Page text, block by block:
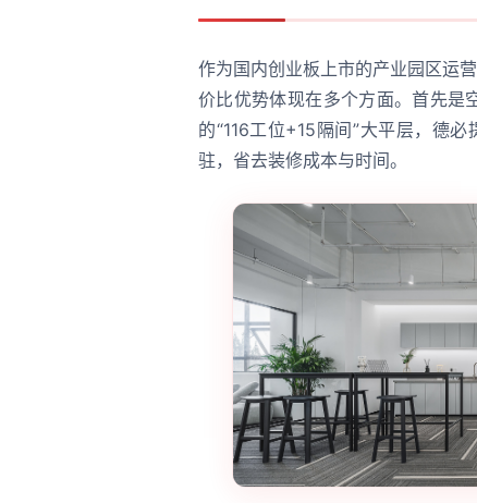
作为国内创业板上市的产业园区运
价比优势体现在多个方面。首先是
的“116工位+15隔间”大平层，德
驻，省去装修成本与时间。